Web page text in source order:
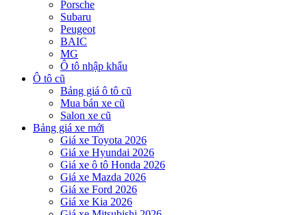
Porsche
Subaru
Peugeot
BAIC
MG
Ô tô nhập khẩu
Ô tô cũ
Bảng giá ô tô cũ
Mua bán xe cũ
Salon xe cũ
Bảng giá xe mới
Giá xe Toyota 2026
Giá xe Hyundai 2026
Giá xe ô tô Honda 2026
Giá xe Mazda 2026
Giá xe Ford 2026
Giá xe Kia 2026